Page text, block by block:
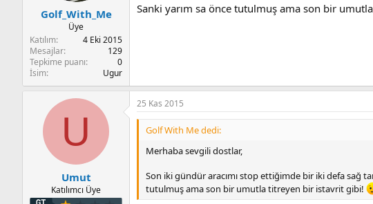
Golf_With_Me
Üye
Katılım
4 Eki 2015
Mesajlar
129
Tepkime puanı
0
İsim
Ugur
Sanki yarım sa önce tutulmuş ama son bir
U
Umut
Katılımcı Üye
25 Kas 2015
Golf With Me dedi:
Merhaba sevgili dostlar,
Son iki gündür aracımı stop ettiğimde bir iki defa sağ
tutulmuş ama son bir umutla titreyen bir istavrit gibi!